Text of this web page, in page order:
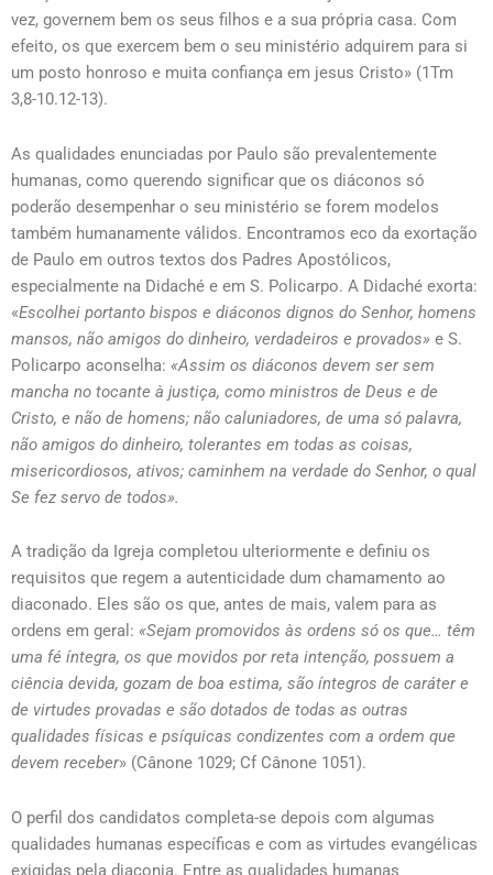
vez, governem bem os seus filhos e a sua própria casa. Com
efeito, os que exercem bem o seu ministério adquirem para si
um posto honroso e muita confiança em jesus Cristo» (1Tm
3,8-10.12-13).
As qualidades enunciadas por Paulo são prevalentemente
humanas, como querendo significar que os diáconos só
poderão desempenhar o seu ministério se forem modelos
também humanamente válidos. Encontramos eco da exortação
de Paulo em outros textos dos Padres Apostólicos,
especialmente na Didaché e em S. Policarpo. A Didaché exorta:
«Escolhei portanto bispos e diáconos dignos do Senhor, homens
mansos, não amigos do dinheiro, verdadeiros e provados» e S.
Policarpo aconselha: «Assim os diáconos devem ser sem
mancha no tocante à justiça, como ministros de Deus e de
Cristo, e não de homens; não caluniadores, de uma só palavra,
não amigos do dinheiro, tolerantes em todas as coisas,
misericordiosos, ativos; caminhem na verdade do Senhor, o qual
Se fez servo de todos».
A tradição da Igreja completou ulteriormente e definiu os
requisitos que regem a autenticidade dum chamamento ao
diaconado. Eles são os que, antes de mais, valem para as
ordens em geral: «Sejam promovidos às ordens só os que… têm
uma fé íntegra, os que movidos por reta intenção, possuem a
ciência devida, gozam de boa estima, são íntegros de caráter e
de virtudes provadas e são dotados de todas as outras
qualidades físicas e psíquicas condizentes com a ordem que
devem receber» (Cânone 1029; Cf Cânone 1051).
O perfil dos candidatos completa-se depois com algumas
qualidades humanas específicas e com as virtudes evangélicas
exigidas pela diaconia. Entre as qualidades humanas